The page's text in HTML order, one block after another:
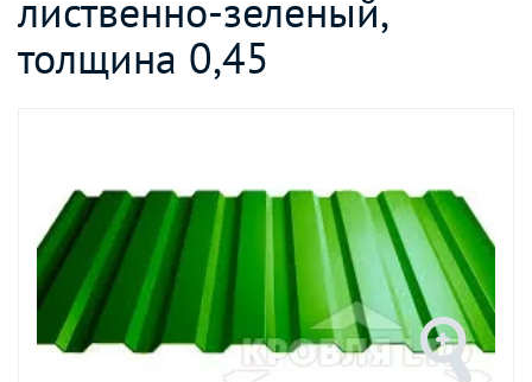
лиственно-зеленый,
толщина 0,45